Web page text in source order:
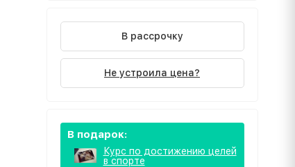
В рассрочку
Не устроила цена?
В подарок:
Курс по достижению целей
в спорте